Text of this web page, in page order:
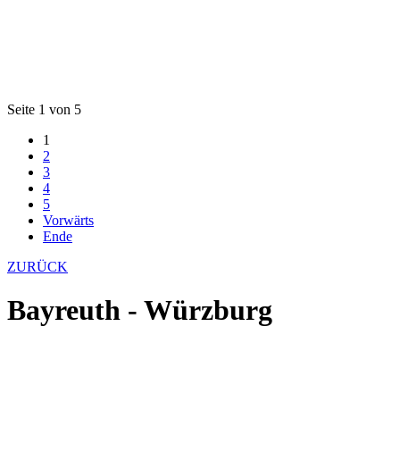
Seite 1 von 5
1
2
3
4
5
Vorwärts
Ende
ZURÜCK
Bayreuth - Würzburg